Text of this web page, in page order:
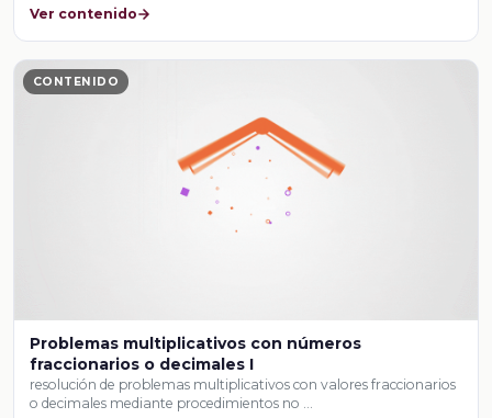
Ver contenido
CONTENIDO
Problemas multiplicativos con números
fraccionarios o decimales I
resolución de problemas multiplicativos con valores fraccionarios
o decimales mediante procedimientos no …